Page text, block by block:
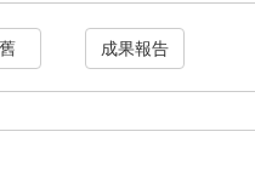
成果報告